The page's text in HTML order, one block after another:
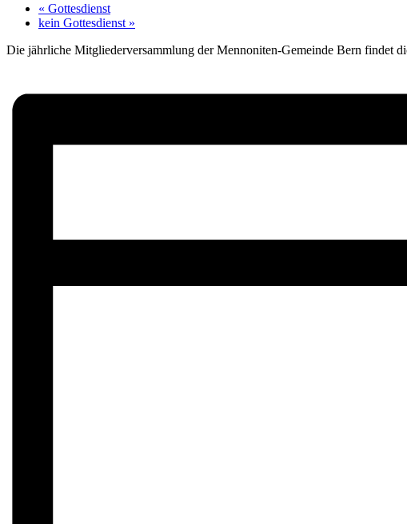
« Gottesdienst
kein Gottesdienst »
Die jährliche Mitgliederversammlung der Mennoniten-Gemeinde Bern findet